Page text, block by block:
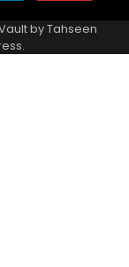
byTahseen
.